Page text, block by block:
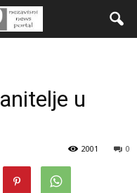
u
0
2001